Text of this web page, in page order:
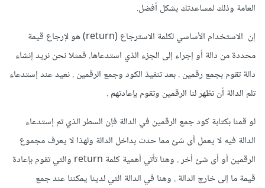
العامة وذلك لمساعدتك بشكل أفضل.
إن الاستخدام الأساسي لكلمة الاسترجاع (return) هو لإرجاع قيمة
محددة من دالة أو إجراء إلى الجزء الذي استدعاها. فمثلا نحن نريد إنشاء
دالة تقوم بجمع رقمين . بعد تنفيذ الكود وجمع الرقمين . نعيد عند إستدعاء
تلم الدالة أن تظهر لنا الرقمين وتقوم بإعادتهم .
لو قمنا بكتابة كود جمع الرقمين في الدالة فإن السطر الذي تم إستدعاء
الدالة فيه لا يعمل أى شئ مما حدث بداخل الدالة ولهذا لا يعرف مجموع
الرقمين أو أى شئ أخر . وهنا تأتي أهمية كلمة return والتي تقوم بإعادة
قيمة ما إلى خارج الدالة . وهنا في الدالة التي لدينا يمكننا عند جمع